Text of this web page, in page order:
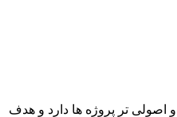
اصولی تر پروژه ها دارد و هدف